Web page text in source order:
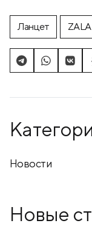
Ланцет ZALA
Новости
Новые